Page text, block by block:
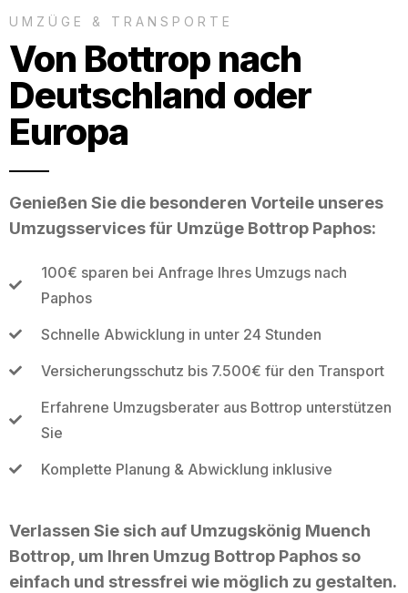
UMZÜGE & TRANSPORTE
Von Bottrop nach
Deutschland oder
Europa
Genießen Sie die besonderen Vorteile unseres
Umzugsservices für Umzüge Bottrop Paphos:
100€ sparen bei Anfrage Ihres Umzugs nach
Paphos
Schnelle Abwicklung in unter 24 Stunden
Versicherungsschutz bis 7.500€ für den Transport
Erfahrene Umzugsberater aus Bottrop unterstützen
Sie
Komplette Planung & Abwicklung inklusive
Verlassen Sie sich auf Umzugskönig Muench
Bottrop, um Ihren Umzug Bottrop Paphos so
einfach und stressfrei wie möglich zu gestalten.